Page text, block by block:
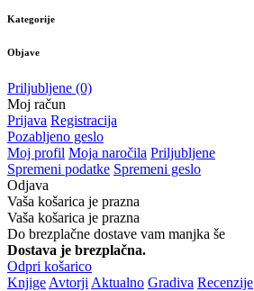
Kategorije
Objave
Priljubljene (0)
Moj račun
Prijava Registracija
Pozabljeno geslo
Moj profil Moja naročila Priljubljene
Spremeni podatke Spremeni geslo
Odjava
Vaša košarica je prazna
Vaša košarica je prazna
Do brezplačne dostave vam manjka še
Dostava je brezplačna.
Odpri košarico
Knjige Avtorji Aktualno Gradiva Recenzije